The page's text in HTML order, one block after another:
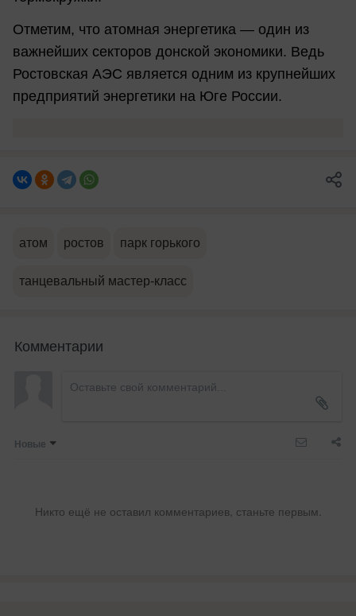
Отметим, что атомная энергетика — один из
важнейших секторов донской экономики. Ведь
Ростовская АЭС является одним из крупнейших
предприятий энергетики на Юге России.
атом ростов парк горького
танцевальный мастер-класс
Комментарии
Новые
Никто ещё не оставил комментариев, станьте первым.